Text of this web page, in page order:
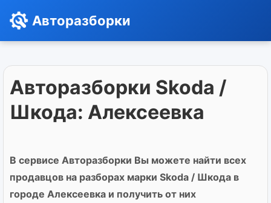
Авторазборки
Авторазборки Skoda /
Шкода: Алексеевка
В сервисе Авторазборки Вы можете найти всех
продавцов на разборах марки Skoda / Шкода в
городе Алексеевка и получить от них